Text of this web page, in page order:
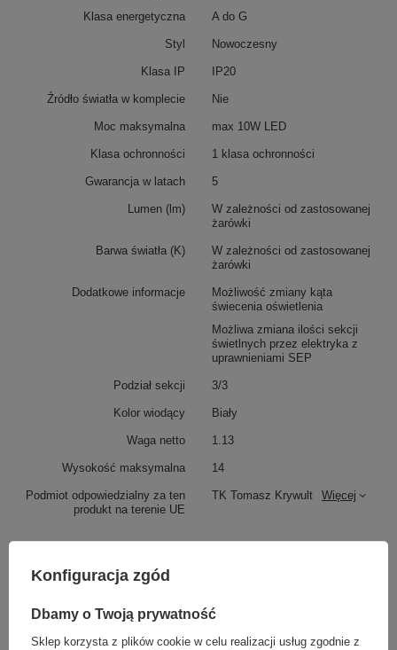
Podmiot odpowiedzialny za ten
produkt na terenie UE
TK Tomasz Krywult Więcej
Klasa energetyczna A do G
Styl Nowoczesny
Klasa IP IP20
Źródło światła w komplecie Nie
Moc maksymalna max 10W LED
Klasa ochronności 1 klasa ochronności
Gwarancja w latach 5
Lumen (lm)
W zależności od zastosowanej
żarówki
Barwa światła (K)
W zależności od zastosowanej
żarówki
Dodatkowe informacje
Możliwość zmiany kąta
świecenia oświetlenia
Możliwa zmiana ilości sekcji
świetlnych przez elektryka z
uprawnieniami SEP
Podział sekcji 3/3
Kolor wiodący Biały
Waga netto 1.13
Wysokość maksymalna 14
Z tej samej serii:
Konfiguracja zgód
Dbamy o Twoją prywatność
Sklep korzysta z plików cookie w celu realizacji usług zgodnie z